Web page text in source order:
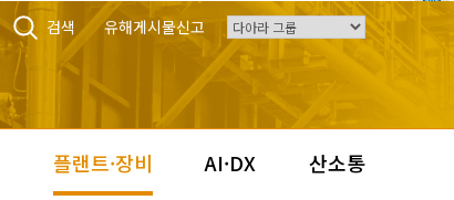
검색 유해게시물신고
플랜트·장비 AI·DX 산소통